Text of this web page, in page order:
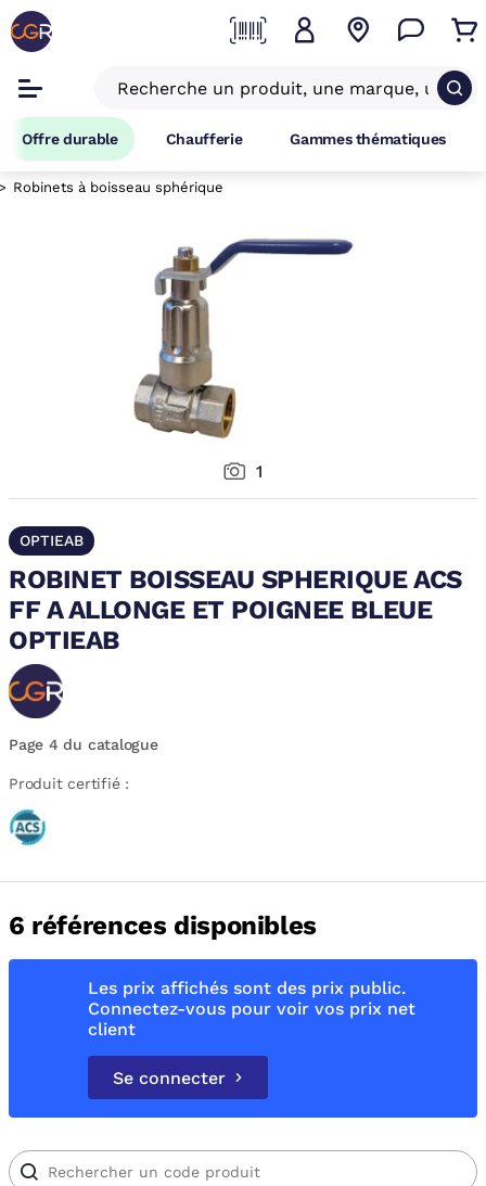
Offre durable Chaufferie Gammes thématiques
Robinets à boisseau sphérique
1
OPTIEAB
ROBINET BOISSEAU SPHERIQUE ACS
FF A ALLONGE ET POIGNEE BLEUE
OPTIEAB
Page 4 du catalogue
Produit certifié :
6 références disponibles
Les prix affichés sont des prix public.
Connectez-vous pour voir vos prix net
client
Se connecter